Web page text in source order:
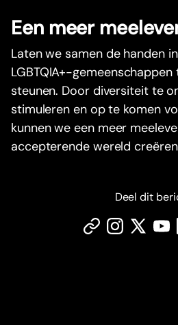
Een meer
Laten we samen de handen
LGBTQIA+-
steunen. Door diversiteit te
stimuleren en op te komen
kunnen we een meer
accepterende wereld
Deel dit